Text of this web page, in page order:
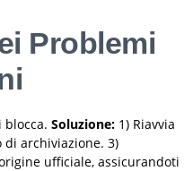
Problemi
blocca. Soluzione: 1) Riavvia
di archiviazione. 3)
ufficiale, assicurandoti